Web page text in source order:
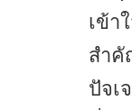
เข้า
สำคั
ปัจเ